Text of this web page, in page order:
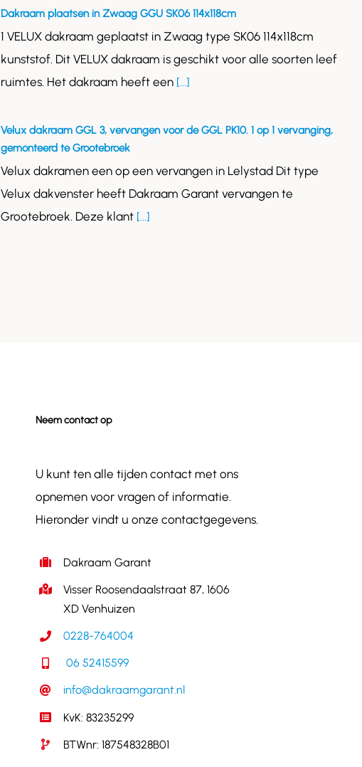
Dakraam plaatsen in Zwaag GGU SK06 114x118cm
1 VELUX dakraam geplaatst in Zwaag type SK06 114x118cm
kunststof. Dit VELUX dakraam is geschikt voor alle soorten leef
ruimtes. Het dakraam heeft een [...]
Velux dakraam GGL 3, vervangen voor de GGL PK10. 1 op 1 vervanging,
gemonteerd te Grootebroek
Velux dakramen een op een vervangen in Lelystad Dit type
Velux dakvenster heeft Dakraam Garant vervangen te
Grootebroek. Deze klant [...]
Neem contact op
U kunt ten alle tijden contact met ons
opnemen voor vragen of informatie.
Hieronder vindt u onze contactgegevens.
Dakraam Garant
Visser Roosendaalstraat 87, 1606
XD Venhuizen
0228-764004
06 52415599
info@dakraamgarant.nl
KvK: 83235299
BTWnr: 187548328B01